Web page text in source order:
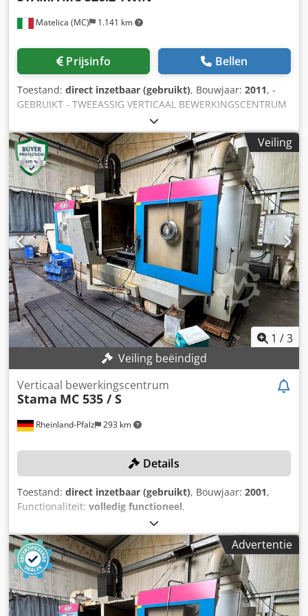
tot 10 staven Ø 80 mm elk, Gemonteerde CNC draai-
van het stafmateriaal in combinatie met hydraulische
achteraanslag als tegencenter, Automatisch
125 x 300 lg. Gereedschap ook met IKZ, met eigen
gereedschapsdatabeheer, spaan-tot-spaan 4 sec. Credpfx
Acet Hwyre Asf Gereedschapsdrukregeling via
laserlichtbarrière, enz. Grijp- en zwenkunit om het
werkstuk vast te houden tijdens het "afkorten" en om het
los te maken van de overblijvende balk en als afgewerkt
werkstuk op een transportband te plaatsen Volledige
inkapseling van het werkgebied, spanenbaan
geïnstalleerd, maar zonder koelmiddelvoorziening
Meettaster voor werkstukmeting mogelijk, watergekoelde
freesspindel, diverse spantangen, geen gereedschap Zeer
stabiele machine.
Matelica (MC) 1.141 km
Prijsinfo Bellen
Toestand: direct inzetbaar (gebruikt), Bouwjaar: 2011, -
GEBRUIKT - TWEEASSIG VERTICAAL BEWERKINGSCENTRUM
MET 3-ASSIGE KOP EN ROTOPALLET X-AS VERPLAATSING:
520 mm Y-AXIS SPANNING: 360 mm Z-AXIS SPANNING: 360
mm Crsdpfx Acjx U E Sze Asf AFSTAND SPILNEUS-TABLE:
200-560 mm SNELLE DOORVOER X-Y-Z: 60 m/min SPIL: 36 -
10500 tpm; 30 - 35 kW; HSK A63 PALLET: N.2 MAXIMALE
TOEGELATEN BELASTING: 450 kg GEREEDSCHAPSMAGAZIJN:
21X2 POS MAX GEREEDSCHAPDIAMETER: 88 (125) mm MAX
GEREEDSCHAPSLENGTE: 250 mm besturingseenheid:
FANUC 31i A5 GEWICHT: 5300 kg ALGEMENE AFMETINGEN:
3200 x 3250 x 3245 mm ACCESSOIRES: SPANENBAND ;
HOGEDRUK KOELVLOEISTOFPOMP ; PAPIER FILTER ;
GEREEDSCHAPSTESTER OPMERKING: MET Nr. 1 4e AXIS
TAFEL
Veiling
1 /3
Veiling beëindigd
Rheinland-Pfalz 293 km
Verticaal bewerkingscentrum
Stama MC 535 / S
Details
Toestand: direct inzetbaar (gebruikt), Bouwjaar: 2001,
Functionaliteit: volledig functioneel,
5351126
Siemens 840D, aantal posities in het
gereedschapsmagazijn:42, Een gereedschapspakket ter
waarde van €10.000 kan optioneel worden meeverkocht
voor €3.500! TECHNISCHE DETAILS Gereedschapopname:
SK-40 Gereedschapsmagazijn: 42-voudig MACHINEDETAILS
Besturing: Siemens 840D Cjdpfx Acjy S S N Ij Ajrf
Advertentie